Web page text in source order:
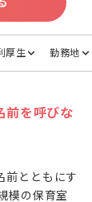
厚生 勤務地
前を呼びな
前とともにす
模の保育室